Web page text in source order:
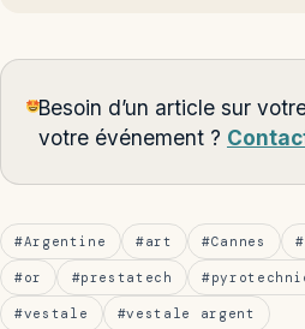
Besoin d’un article sur
votre événement ?
#Argentine #art #Cannes
#or #prestatech
#vestale #vestale argent